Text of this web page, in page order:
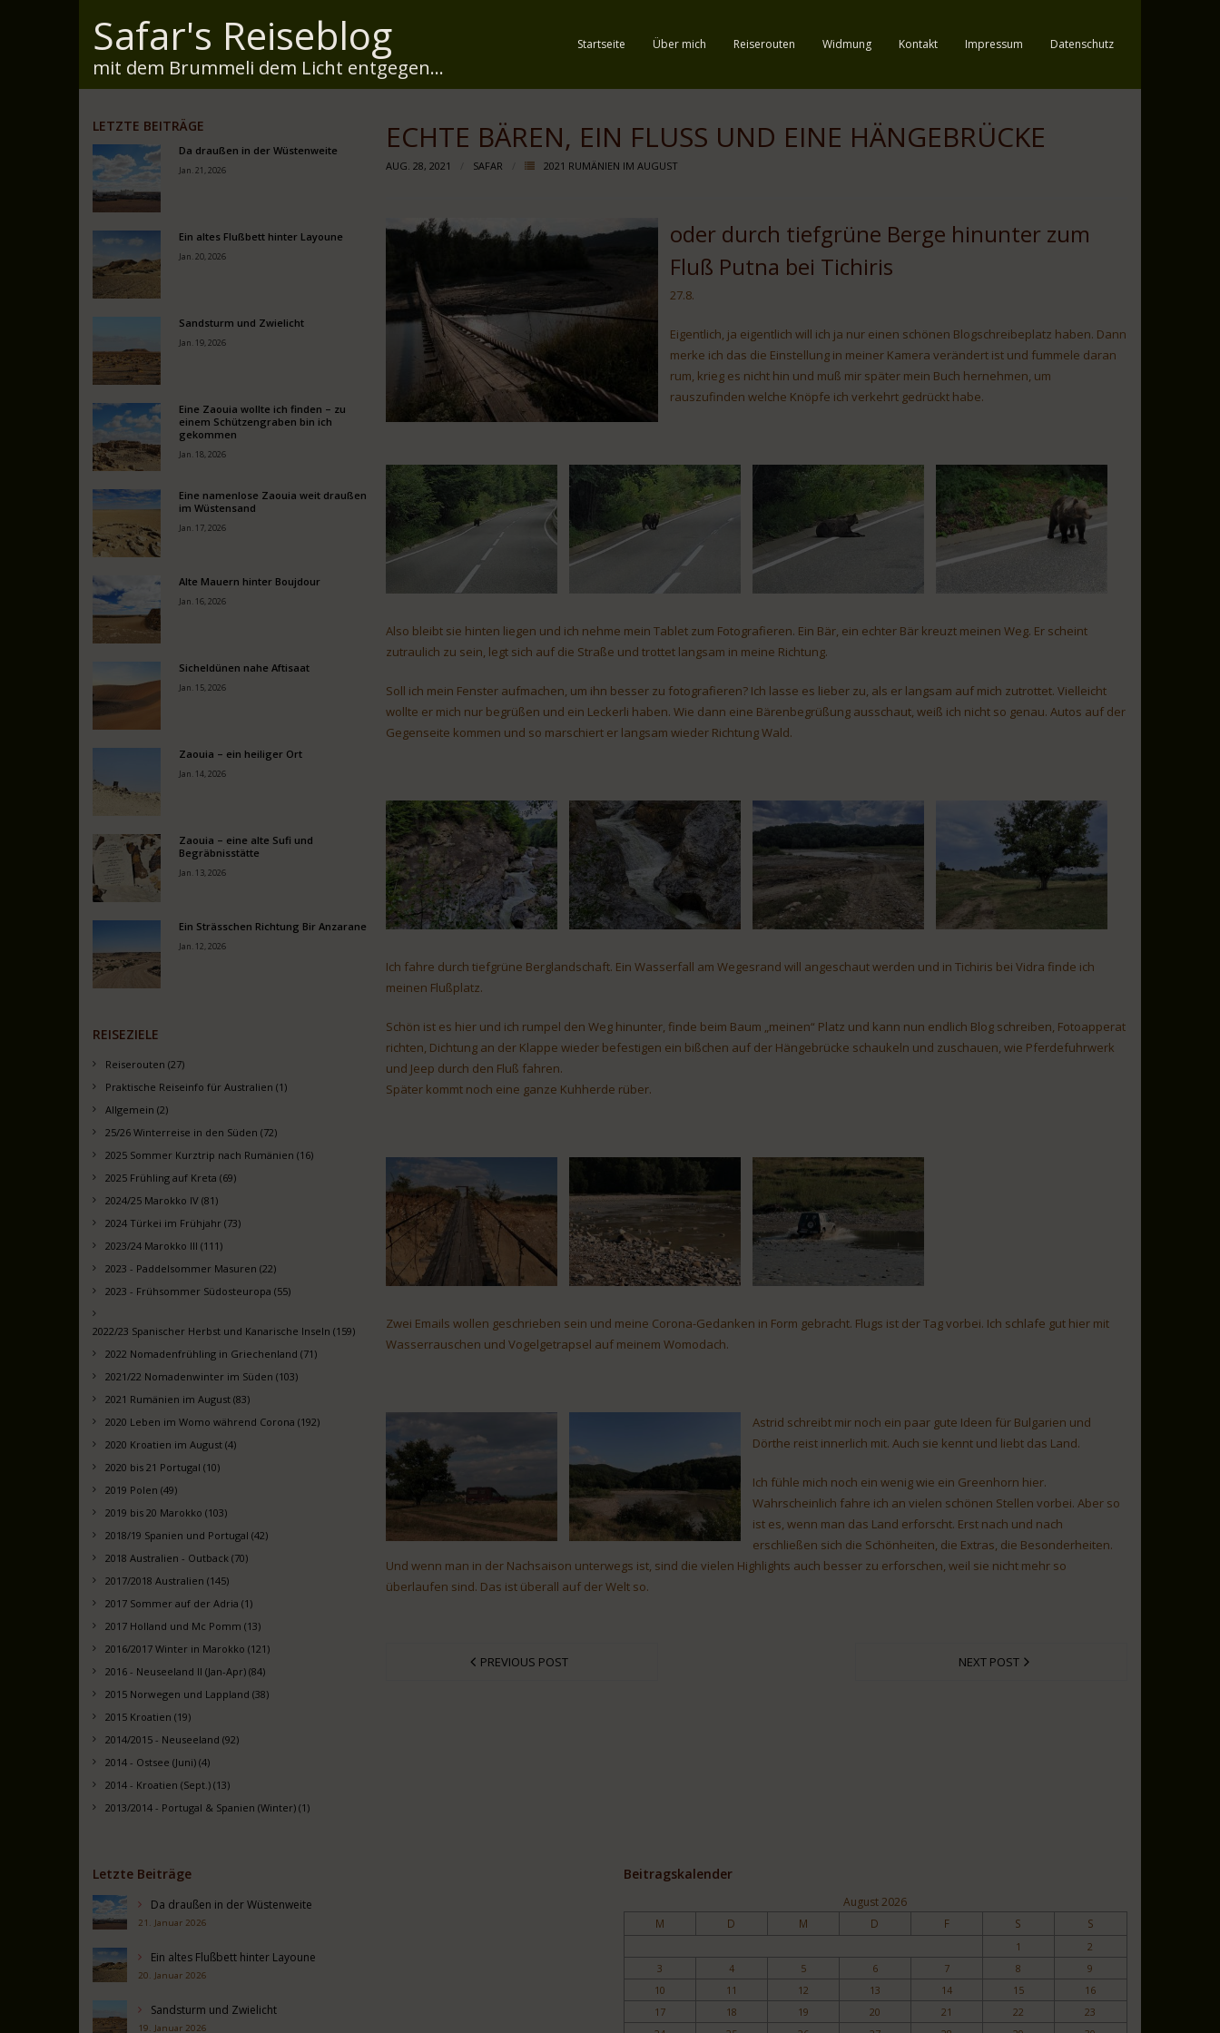
Safar's Reiseblog
mit dem Brummeli dem Licht entgegen...
Startseite Über mich Reiserouten Widmung Kontakt Impressum Datenschutz
ECHTE BÄREN, EIN FLUSS UND EINE HÄNGEBRÜCKE
AUG. 28, 2021 SAFAR 2021 RUMÄNIEN IM AUGUST
oder durch tiefgrüne Berge hinunter zum
Fluß Putna bei Tichiris
27.8.
Eigentlich, ja eigentlich will ich ja nur einen schönen Blogschreibeplatz haben. Dann
merke ich das die Einstellung in meiner Kamera verändert ist und fummele daran
rum, krieg es nicht hin und muß mir später mein Buch hernehmen, um
rauszufinden welche Knöpfe ich verkehrt gedrückt habe.
Also bleibt sie hinten liegen und ich nehme mein Tablet zum Fotografieren. Ein Bär, ein echter Bär kreuzt meinen Weg. Er scheint
zutraulich zu sein, legt sich auf die Straße und trottet langsam in meine Richtung.
Soll ich mein Fenster aufmachen, um ihn besser zu fotografieren? Ich lasse es lieber zu, als er langsam auf mich zutrottet. Vielleicht
wollte er mich nur begrüßen und ein Leckerli haben. Wie dann eine Bärenbegrüßung ausschaut, weiß ich nicht so genau. Autos auf der
Gegenseite kommen und so marschiert er langsam wieder Richtung Wald.
Ich fahre durch tiefgrüne Berglandschaft. Ein Wasserfall am Wegesrand will angeschaut werden und in Tichiris bei Vidra finde ich
meinen Flußplatz.
Schön ist es hier und ich rumpel den Weg hinunter, finde beim Baum „meinen“ Platz und kann nun endlich Blog schreiben, Fotoapperat
richten, Dichtung an der Klappe wieder befestigen ein bißchen auf der Hängebrücke schaukeln und zuschauen, wie Pferdefuhrwerk
und Jeep durch den Fluß fahren.
Später kommt noch eine ganze Kuhherde rüber.
Zwei Emails wollen geschrieben sein und meine Corona-Gedanken in Form gebracht. Flugs ist der Tag vorbei. Ich schlafe gut hier mit
Wasserrauschen und Vogelgetrapsel auf meinem Womodach.
Astrid schreibt mir noch ein paar gute Ideen für Bulgarien und
Dörthe reist innerlich mit. Auch sie kennt und liebt das Land.
Ich fühle mich noch ein wenig wie ein Greenhorn hier.
Wahrscheinlich fahre ich an vielen schönen Stellen vorbei. Aber so
ist es, wenn man das Land erforscht. Erst nach und nach
erschließen sich die Schönheiten, die Extras, die Besonderheiten.
Und wenn man in der Nachsaison unterwegs ist, sind die vielen Highlights auch besser zu erforschen, weil sie nicht mehr so
überlaufen sind. Das ist überall auf der Welt so.
PREVIOUS POST NEXT POST
LETZTE BEITRÄGE
Da draußen in der Wüstenweite
Jan. 21, 2026
Ein altes Flußbett hinter Layoune
Jan. 20, 2026
Sandsturm und Zwielicht
Jan. 19, 2026
Eine Zaouia wollte ich finden – zu
einem Schützengraben bin ich
gekommen
Jan. 18, 2026
Eine namenlose Zaouia weit draußen
im Wüstensand
Jan. 17, 2026
Alte Mauern hinter Boujdour
Jan. 16, 2026
Sicheldünen nahe Aftisaat
Jan. 15, 2026
Zaouia – ein heiliger Ort
Jan. 14, 2026
Zaouia – eine alte Sufi und
Begräbnisstätte
Jan. 13, 2026
Ein Strässchen Richtung Bir Anzarane
Jan. 12, 2026
REISEZIELE
Reiserouten (27)
Praktische Reiseinfo für Australien (1)
Allgemein (2)
25/26 Winterreise in den Süden (72)
2025 Sommer Kurztrip nach Rumänien (16)
2025 Frühling auf Kreta (69)
2024/25 Marokko IV (81)
2024 Türkei im Frühjahr (73)
2023/24 Marokko III (111)
2023 - Paddelsommer Masuren (22)
2023 - Frühsommer Südosteuropa (55)
2022/23 Spanischer Herbst und Kanarische Inseln (159)
2022 Nomadenfrühling in Griechenland (71)
2021/22 Nomadenwinter im Süden (103)
2021 Rumänien im August (83)
2020 Leben im Womo während Corona (192)
2020 Kroatien im August (4)
2020 bis 21 Portugal (10)
2019 Polen (49)
2019 bis 20 Marokko (103)
2018/19 Spanien und Portugal (42)
2018 Australien - Outback (70)
2017/2018 Australien (145)
2017 Sommer auf der Adria (1)
2017 Holland und Mc Pomm (13)
2016/2017 Winter in Marokko (121)
2016 - Neuseeland II (Jan-Apr) (84)
2015 Norwegen und Lappland (38)
2015 Kroatien (19)
2014/2015 - Neuseeland (92)
2014 - Ostsee (Juni) (4)
2014 - Kroatien (Sept.) (13)
2013/2014 - Portugal & Spanien (Winter) (1)
Letzte Beiträge
Da draußen in der Wüstenweite
21. Januar 2026
Ein altes Flußbett hinter Layoune
20. Januar 2026
Sandsturm und Zwielicht
19. Januar 2026
Beitragskalender
August 2026
M D M D F S S
1
2
3
4 5 6 7 8
9
10
11 12 13 14 15
16
17
18 19 20 21 22
23